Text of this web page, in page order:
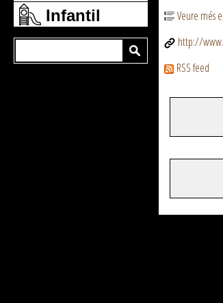
Infantil
Veure més
http://
RSS feed